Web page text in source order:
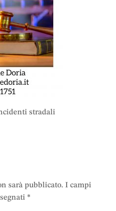
stradali
sarà pubblicato. I campi
*